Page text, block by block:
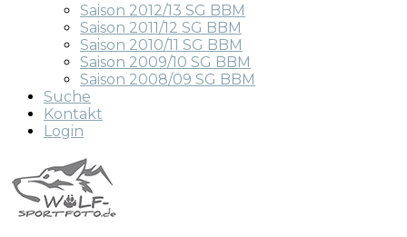
Saison 2012/13 SG BBM
Saison 2011/12 SG BBM
Saison 2010/11 SG BBM
Saison 2009/10 SG BBM
Saison 2008/09 SG BBM
Suche
Kontakt
Login